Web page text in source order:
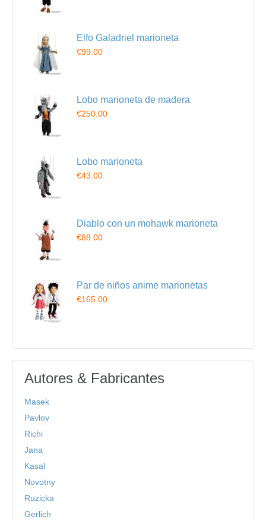
Elfo Galadriel marioneta
€99.00
Lobo marioneta de madera
€250.00
Lobo marioneta
€43.00
Diablo con un mohawk marioneta
€88.00
Par de niños anime marionetas
€165.00
Autores & Fabricantes
Masek
Pavlov
Richi
Jana
Kasal
Novotny
Ruzicka
Gerlich